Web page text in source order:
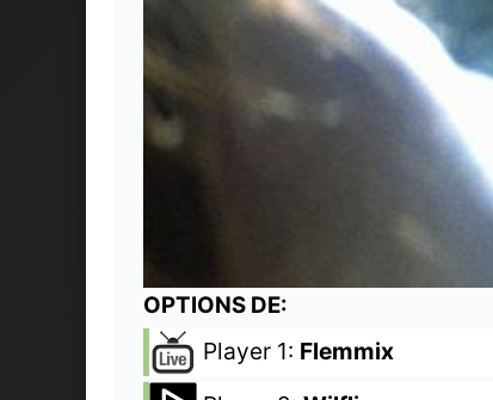
OPTIONS DE:
Player 1: Flemmix